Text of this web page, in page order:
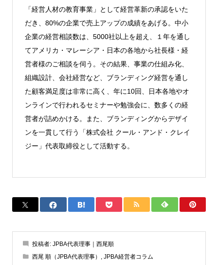
「経営人材の教育事業」として経営革新の承認をいた
だき、80%の企業で売上アップの成績をあげる。中小
企業の経営相談数は、5000社以上を超え、１年を通し
てアメリカ・マレーシア・日本の各地から社長様・経
営者様のご相談を伺う。その結果、事業の仕組み化、
組織設計、会社経営など、ブランディング経営を通し
た顧客満足度は非常に高く、年に10回、日本各地やオ
ンラインで行われるセミナーや勉強会に、数多くの経
営者が詰めかける。また、ブランディングからデザイ
ンを一貫して行う「株式会社 クール・アンド・クレイ
ジー」代表取締役として活動する。
投稿者: JPBA代表理事｜西尾順
西尾 順（JPBA代表理事）
JPBA経営者コラム